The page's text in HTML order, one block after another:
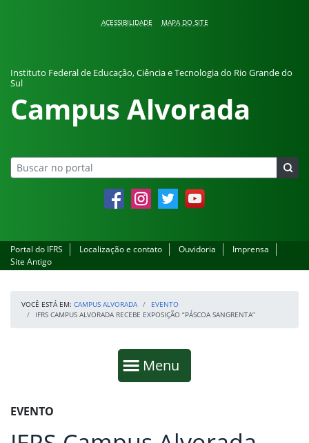
ACESSIBILIDADE MAPA DO SITE
Instituto Federal de Educação, Ciência e Tecnologia do Rio Grande do
Sul
Campus Alvorada
FacebookInstagramTwitter YouTube
Portal do IFRS Localização e contato Ouvidoria
Imprensa
Site Antigo
VOCÊ ESTÁ EM: CAMPUS ALVORADA
EVENTO
IFRS CAMPUS ALVORADA RECEBE EXPOSIÇÃO “PÁSCOA SANGRENTA”
Mostrar
Menu
Fim da navegação
Início do conteúdo
EVENTO